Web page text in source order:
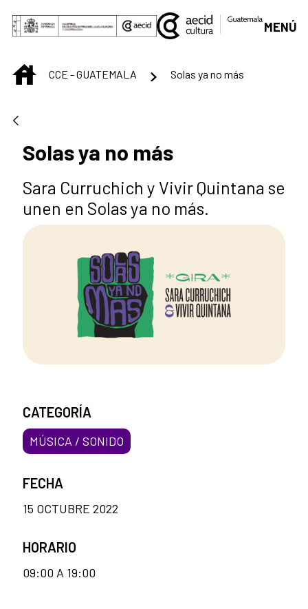
Saltar al contenido principal
MENÚ
INICIOCCE - GUATEMALA Solas ya no más
Solas ya no más
Sara Curruchich y Vivir Quintana se
unen en Solas ya no más.
CATEGORÍA
MÚSICA / SONIDO
FECHA
15 OCTUBRE 2022
HORARIO
09:00 A 19:00